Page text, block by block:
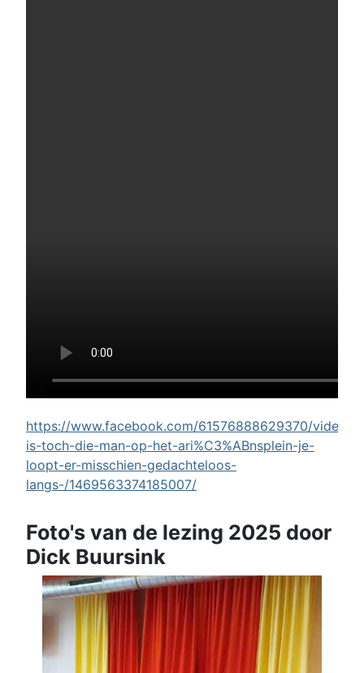
https://www.facebook.com/61576888629370/videos/
is-toch-die-man-op-het-ari%C3%ABnsplein-je-
loopt-er-misschien-gedachteloos-
langs-/1469563374185007/
Foto's van de lezing 2025 door
Dick Buursink